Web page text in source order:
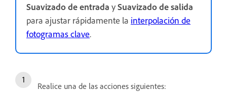
Suavizado de entrada ySuavizado de salida
para ajustar rápidamente la interpolación de
fotogramas clave.
Realice una de las acciones siguientes: